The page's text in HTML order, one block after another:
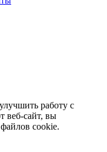
работу с
веб-сайт, вы
cookie.